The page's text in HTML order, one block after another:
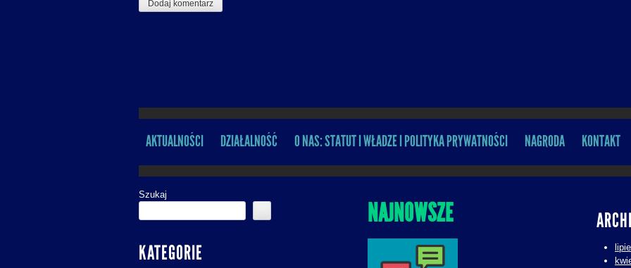
MENU
AKTUALNOŚCI DZIAŁALNOŚĆ O NAS: STATUT I WŁADZE I POLITYKA PRYWATNOŚCI NAGRODA KONTAKT
Szukaj
NAJNOWSZE
KATEGORIE